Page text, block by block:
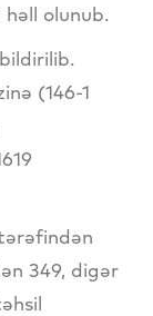
həll olunub.
(146-1
349, digər